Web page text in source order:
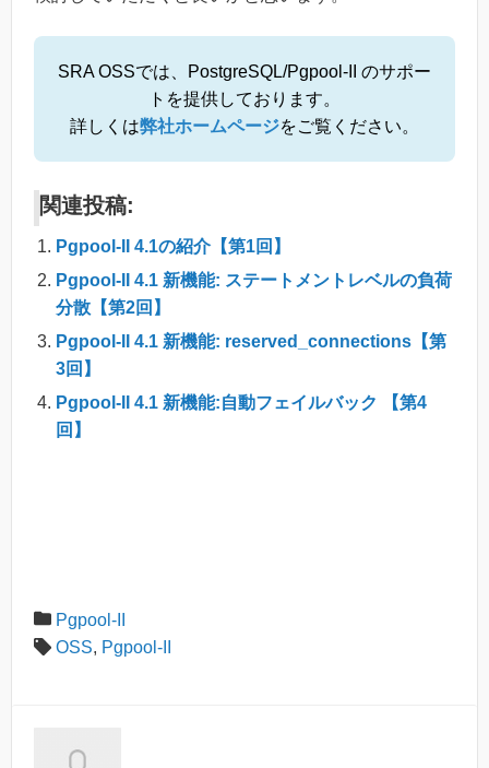
SRA OSSでは、PostgreSQL/Pgpool-II のサポー
トを提供しております。
詳しくは弊社ホームページをご覧ください。
関連投稿:
Pgpool-II 4.1の紹介【第1回】
Pgpool-II 4.1 新機能: ステートメントレベルの負荷
分散【第2回】
Pgpool-II 4.1 新機能: reserved_connections【第
3回】
Pgpool-II 4.1 新機能:自動フェイルバック 【第4
回】
Pgpool-II
OSS, Pgpool-II